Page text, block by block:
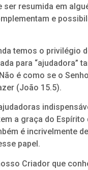
resumida em
e
temos o privilégio
para “ajudadora”
é como se o
(João 15.5).
a graça do
é incrivelmente
papel.
Criador que